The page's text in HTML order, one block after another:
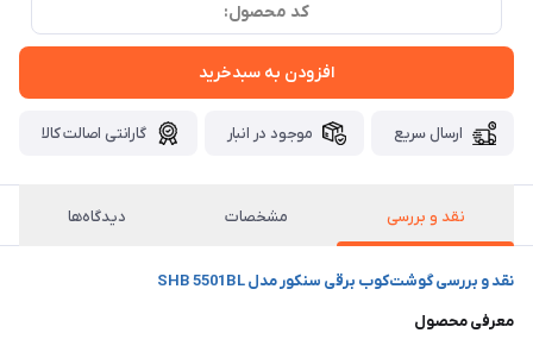
کد محصول:
افزودن به سبدخرید
ارسال سریع موجود در انبار گارانتی اصالت کالا
نقد و بررسی مشخصات دیدگاه‌ها
نقد و بررسی گوشت‌کوب برقی سنکور مدل SHB 5501BL
معرفی محصول